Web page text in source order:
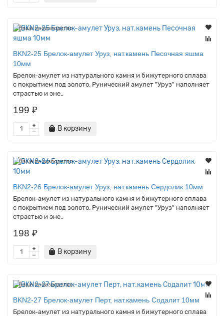
Наше производство
BKN2-25 Брелок-амулет Уруз, нат.камень Песочная яшма
10мм
Брелок-амулет из натурального камня и бижутерного сплава
с покрытием под золото. Рунический амулет "Уруз" наполняет
страстью и эне..
199 ₽
В корзину
Наше производство
BKN2-26 Брелок-амулет Уруз, нат.камень Сердолик 10мм
Брелок-амулет из натурального камня и бижутерного сплава
с покрытием под золото. Рунический амулет "Уруз" наполняет
страстью и эне..
198 ₽
В корзину
Наше производство
BKN2-27 Брелок-амулет Перт, нат.камень Содалит 10мм
Брелок-амулет из натурального камня и бижутерного сплава